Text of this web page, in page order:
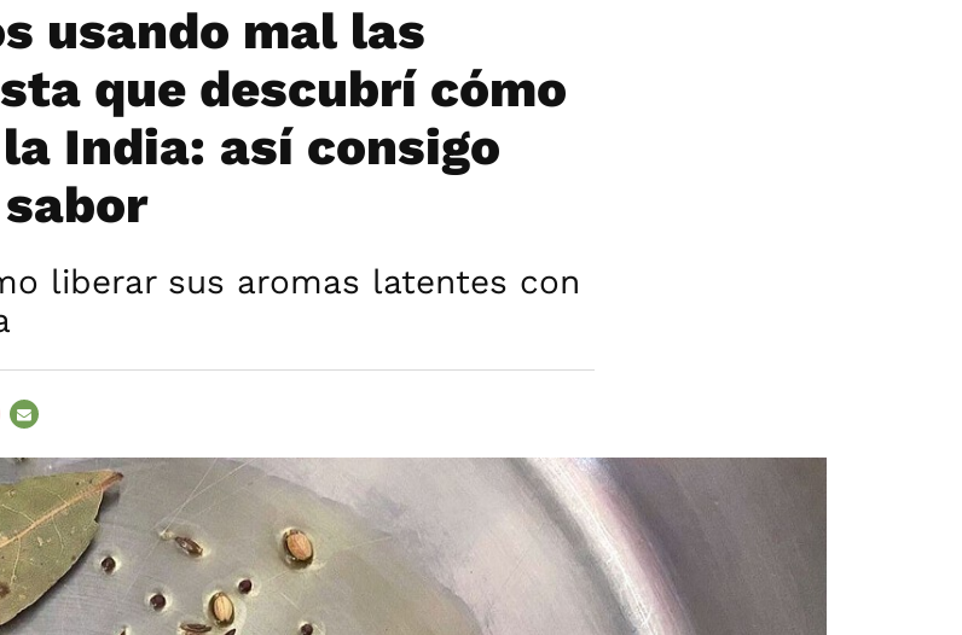
usando mal las
que descubrí cómo
India: así consigo
liberar sus aromas latentes con
MAIL